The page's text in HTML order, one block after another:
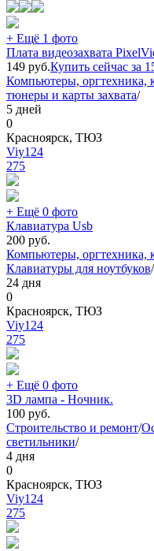
+ Ещё 1 фото
Плата видеозахвата
149 руб.Купить сейчас за
Компьютеры, оргтехника,
тюнеры и карты захвата/
5 дней
0
Красноярск, ТЮЗ
Viy124
275
+ Ещё 0 фото
Клавиатура Usb
200 руб.
Компьютеры, оргтехника,
Клавиатуры для ноутбуков/
24 дня
0
Красноярск, ТЮЗ
Viy124
275
+ Ещё 0 фото
3D лампа - Ночник.
100 руб.
Строительство и ремонт/
светильники/
4 дня
0
Красноярск, ТЮЗ
Viy124
275